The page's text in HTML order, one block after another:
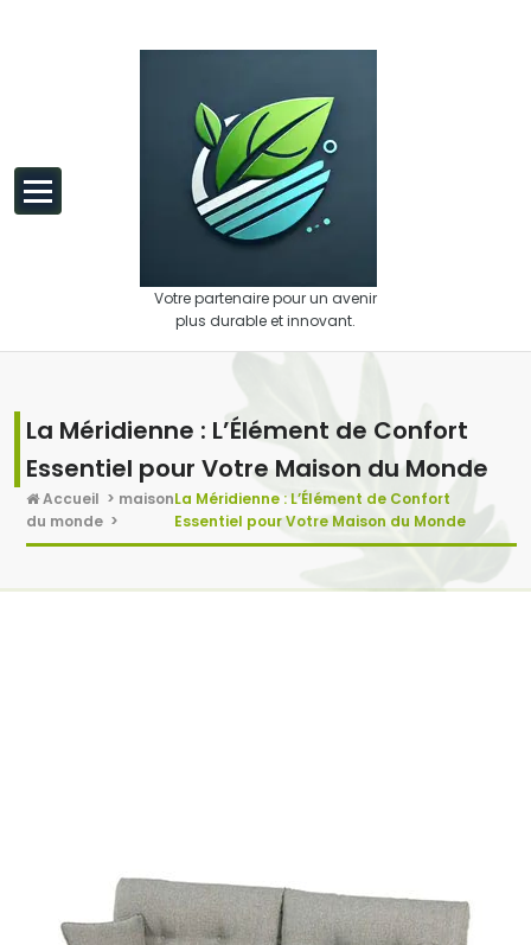
Votre partenaire pour un avenir
plus durable et innovant.
La Méridienne : L’Élément de Confort
Essentiel pour Votre Maison du Monde
Accueil > maison
du monde >
La Méridienne : L’Élément de Confort
Essentiel pour Votre Maison du Monde